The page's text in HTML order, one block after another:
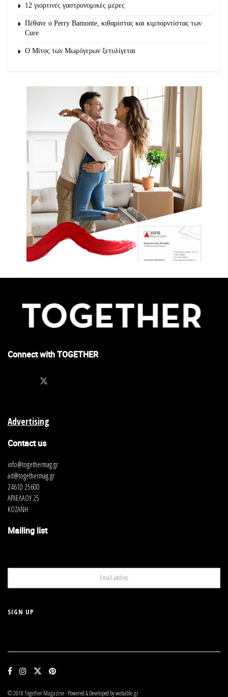
12 γιορτινές γαστρονομικές μέρες
Πέθανε ο Perry Bamonte, κιθαρίστας και κιμπορντίστας των
Cure
O Μίτος των Μωμόγερων ξετυλίγεται
Connect with TOGETHER
Advertising
Contact us
info@togethermag.gr
ad@togethermag.gr
24610 25600
ΑΡΧΕΛΑΟΥ 25
ΚΟΖΑΝΗ
Mailing list
© 2018 Together Magazine - Powered & Developed by webable.gr